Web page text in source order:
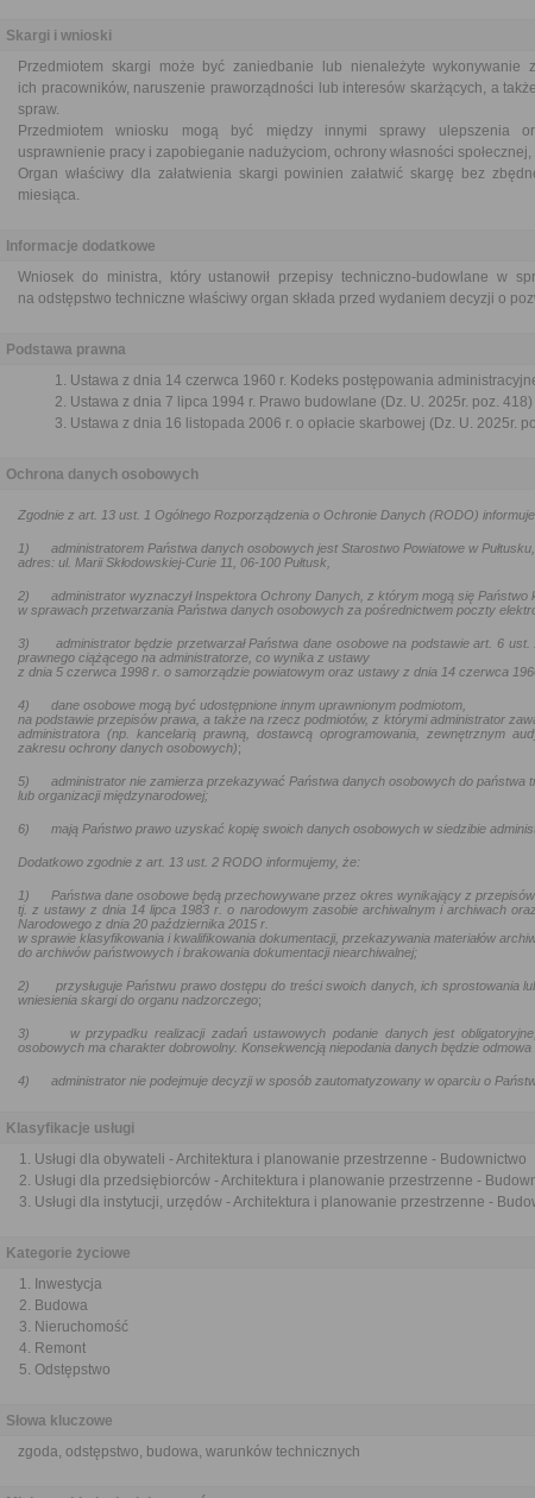
Skargi i wnioski
Przedmiotem skargi może być zaniedbanie lub nienależyte wykonywanie
ich pracowników, naruszenie praworządności lub interesów skarżących, a
spraw.
Przedmiotem wniosku mogą być między innymi sprawy ulepszenia
usprawnienie pracy i zapobieganie nadużyciom, ochrony własności
Organ właściwy dla załatwienia skargi powinien załatwić skargę bez
miesiąca.
Informacje dodatkowe
Wniosek do ministra, który ustanowił przepisy techniczno-budowlane w
na odstępstwo techniczne właściwy organ składa przed wydaniem decyzji o
Podstawa prawna
Ustawa z dnia 14 czerwca 1960 r. Kodeks postępowania
Ustawa z dnia 7 lipca 1994 r. Prawo budowlane (Dz. U. 2025r. poz. 418)
Ustawa z dnia 16 listopada 2006 r. o opłacie skarbowej (Dz. U. 2025r.
Ochrona danych osobowych
Zgodnie z art. 13 ust. 1 Ogólnego Rozporządzenia o Ochronie Danych (RODO)
1) administratorem Państwa danych osobowych jest Starostwo Powiatowe w Pułtusku,
adres: ul. Marii Skłodowskiej-Curie 11, 06-100 Pułtusk,
2) administrator wyznaczył Inspektora Ochrony Danych, z którym mogą się Państwo
w sprawach przetwarzania Państwa danych osobowych za pośrednictwem poczty
3) administrator będzie przetwarzał Państwa dane osobowe na podstawie art. 6
prawnego ciążącego na administratorze, co wynika z ustawy
z dnia 5 czerwca 1998 r. o samorządzie powiatowym oraz ustawy z dnia 14 czerwca
4) dane osobowe mogą być udostępnione innym uprawnionym podmiotom,
na podstawie przepisów prawa, a także na rzecz podmiotów, z którymi administrator
administratora (np. kancelarią prawną, dostawcą oprogramowania, zewnętrznym
zakresu ochrony danych osobowych);
5) administrator nie zamierza przekazywać Państwa danych osobowych do państwa
lub organizacji międzynarodowej;
6) mają Państwo prawo uzyskać kopię swoich danych osobowych w siedzibie
Dodatkowo zgodnie z art. 13 ust. 2 RODO informujemy, że:
1) Państwa dane osobowe będą przechowywane przez okres wynikający z przepisów
tj. z ustawy z dnia 14 lipca 1983 r. o narodowym zasobie archiwalnym i archiwach
Narodowego z dnia 20 października 2015 r.
w sprawie klasyfikowania i kwalifikowania dokumentacji, przekazywania materiałów
do archiwów państwowych i brakowania dokumentacji niearchiwalnej;
2) przysługuje Państwu prawo dostępu do treści swoich danych, ich sprostowania
wniesienia skargi do organu nadzorczego;
3) w przypadku realizacji zadań ustawowych podanie danych jest
osobowych ma charakter dobrowolny. Konsekwencją niepodania danych będzie
4) administrator nie podejmuje decyzji w sposób zautomatyzowany w oparciu o
Klasyfikacje usługi
Usługi dla obywateli - Architektura i planowanie przestrzenne - Budownictwo
Usługi dla przedsiębiorców - Architektura i planowanie przestrzenne -
Usługi dla instytucji, urzędów - Architektura i planowanie przestrzenne -
Kategorie życiowe
Inwestycja
Budowa
Nieruchomość
Remont
Odstępstwo
Słowa kluczowe
zgoda, odstępstwo, budowa, warunków technicznych